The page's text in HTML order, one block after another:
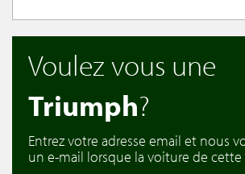
Voulez vous une
Triumph?
Entrez votre adresse email et nous
un e-mail lorsque la voiture de cette